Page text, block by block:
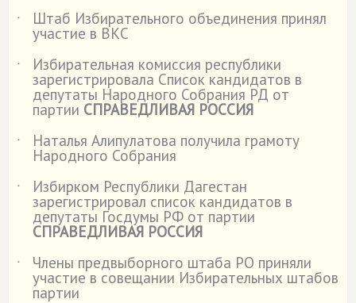
˙ Штаб Избирательного объединения принял
участие в ВКС
˙
Избирательная комиссия республики
зарегистрировала Список кандидатов в
депутаты Народного Собрания РД от
партии СПРАВЕДЛИВАЯ РОССИЯ
˙
Наталья Алипулатова получила грамоту
Народного Собрания
˙
Избирком Республики Дагестан
зарегистрировал список кандидатов в
депутаты Госдумы РФ от партии
СПРАВЕДЛИВАЯ РОССИЯ
˙
Члены предвыборного штаба РО приняли
участие в совещании Избирательных штабов
партии